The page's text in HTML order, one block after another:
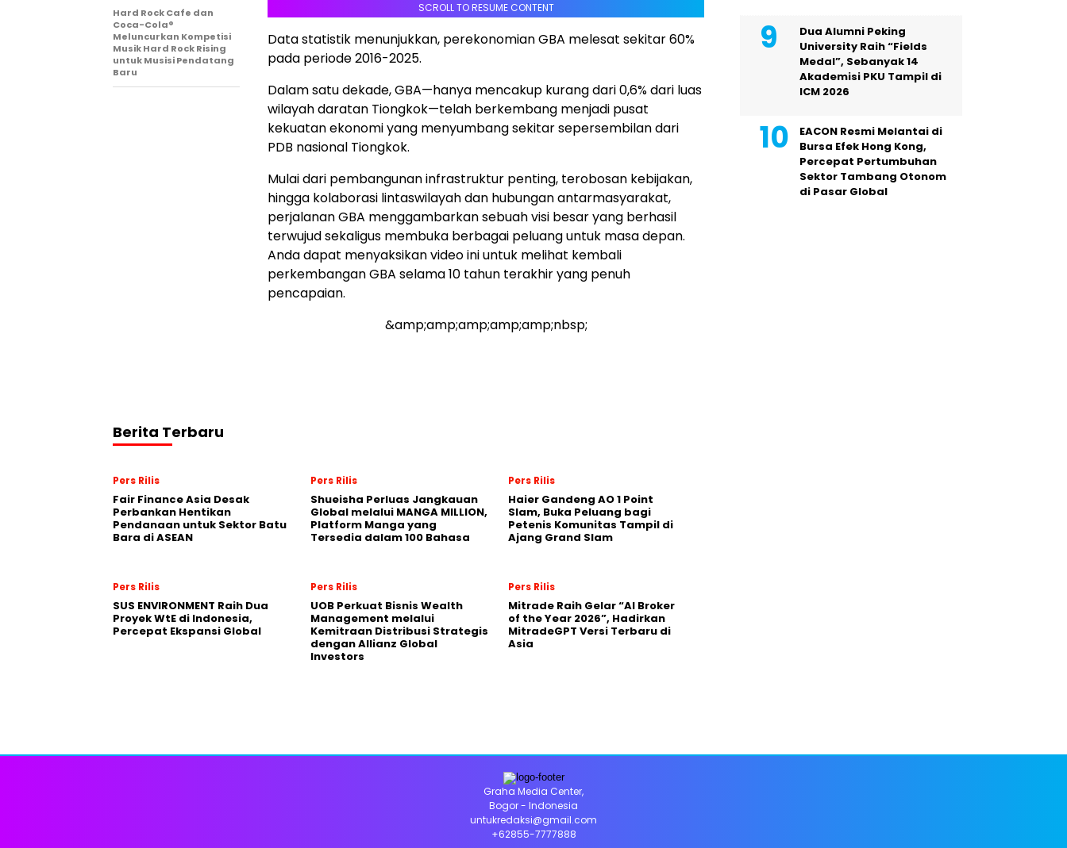
SCROLL TO RESUME CONTENT
Data statistik menunjukkan, perekonomian GBA melesat sekitar 60%
pada periode 2016-2025.
Dalam satu dekade, GBA—hanya mencakup kurang dari 0,6% dari luas
wilayah daratan Tiongkok—telah berkembang menjadi pusat
kekuatan ekonomi yang menyumbang sekitar sepersembilan dari
PDB nasional Tiongkok.
Mulai dari pembangunan infrastruktur penting, terobosan kebijakan,
hingga kolaborasi lintaswilayah dan hubungan antarmasyarakat,
perjalanan GBA menggambarkan sebuah visi besar yang berhasil
terwujud sekaligus membuka berbagai peluang untuk masa depan.
Anda dapat menyaksikan video ini untuk melihat kembali
perkembangan GBA selama 10 tahun terakhir yang penuh
pencapaian.
&amp;amp;amp;amp;amp;nbsp;
Hard Rock Cafe dan
Coca-Cola®
Meluncurkan Kompetisi
Musik Hard Rock Rising
untuk Musisi Pendatang
Baru
Berita Terbaru
Pers Rilis
Fair Finance Asia Desak
Perbankan Hentikan
Pendanaan untuk Sektor Batu
Bara di ASEAN
Pers Rilis
Shueisha Perluas Jangkauan
Global melalui MANGA MILLION,
Platform Manga yang
Tersedia dalam 100 Bahasa
Pers Rilis
Haier Gandeng AO 1 Point
Slam, Buka Peluang bagi
Petenis Komunitas Tampil di
Ajang Grand Slam
Pers Rilis
SUS ENVIRONMENT Raih Dua
Proyek WtE di Indonesia,
Percepat Ekspansi Global
Pers Rilis
UOB Perkuat Bisnis Wealth
Management melalui
Kemitraan Distribusi Strategis
dengan Allianz Global
Investors
Pers Rilis
Mitrade Raih Gelar “AI Broker
of the Year 2026”, Hadirkan
MitradeGPT Versi Terbaru di
Asia
Dua Alumni Peking
University Raih “Fields
Medal”, Sebanyak 14
Akademisi PKU Tampil di
ICM 2026
EACON Resmi Melantai di
Bursa Efek Hong Kong,
Percepat Pertumbuhan
Sektor Tambang Otonom
di Pasar Global
Graha Media Center,
Bogor - Indonesia
untukredaksi@gmail.com
+62855-7777888